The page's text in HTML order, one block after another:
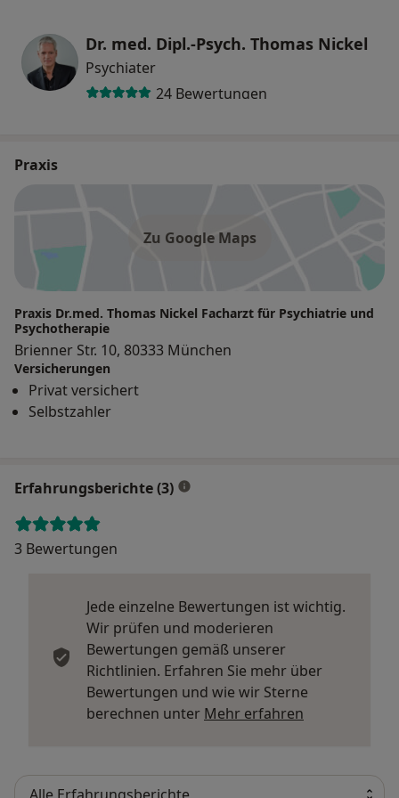
Dr. med. Dipl.-Psych. Thomas Nickel
Psychiater
24 Bewertungen
Praxis
Zu Google Maps
Praxis Dr.med. Thomas Nickel Facharzt für Psychiatrie und
Psychotherapie
Brienner Str. 10, 80333 München
Versicherungen
Privat versichert
Selbstzahler
Erfahrungsberichte (3)
3 Bewertungen
Jede einzelne Bewertungen ist wichtig.
Wir prüfen und moderieren
Bewertungen gemäß unserer
Richtlinien. Erfahren Sie mehr über
Bewertungen und wie wir Sterne
berechnen unter Mehr erfahren